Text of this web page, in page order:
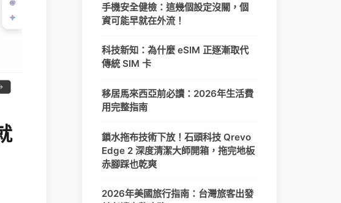
手機安全健檢：這幾個設定沒關，個
資可能早就在外流！
科技新知：為什麼 eSIM 正逐漸取代
傳統 SIM 卡
移居馬來西亞前必讀：2026年生活費
用完整指南
鎖水拖布技術下放！石頭科技 Qrevo
Edge 2 深度清潔大師開箱，拖完地板
赤腳踩也乾爽
2026年美國旅行指南：台灣旅客出發